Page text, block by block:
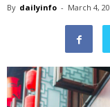
By dailyinfo - March 4,